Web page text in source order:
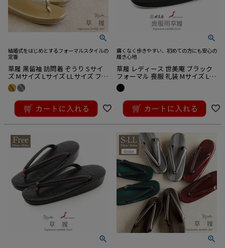
結婚式をはじめとするフォーマルスタイルの
定番
草履 黒留袖 訪問着 ぞうり Sサイ
ズ Mサイズ Lサイズ LLサイズ フリ
ーサイズ ゴールド シルバー 金 銀
着物 結婚式 七五三 結納 前撮り お
宮参り お母さん
4,950税込
痛くなく歩きやすい、初めての方にも安心の
履き心地
草履 レディース 世美庵 ブラック
フォーマル 喪服 礼装 Mサイズ Lサ
イズ 黒 草履 ぞうり 礼装用
19,800税込